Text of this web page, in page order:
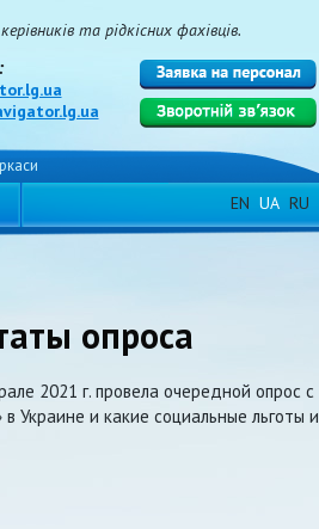
та рідкісних фахівців.
EN UA RU
опроса
2021 г. провела очередной опрос с
Украине и какие социальные льготы и